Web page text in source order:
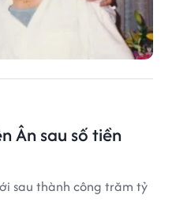
Ân sau số tiền
sau thành công trăm tỷ